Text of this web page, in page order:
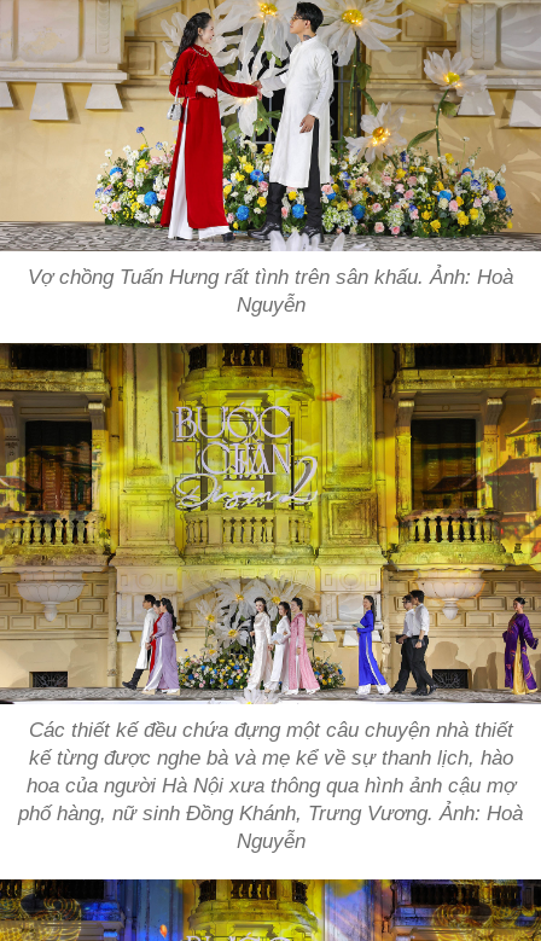
Vợ chồng Tuấn Hưng rất tình trên sân khấu. Ảnh: Hoà
Nguyễn
Các thiết kế đều chứa đựng một câu chuyện nhà thiết
kế từng được nghe bà và mẹ kể về sự thanh lịch, hào
hoa của người Hà Nội xưa thông qua hình ảnh cậu mợ
phố hàng, nữ sinh Đồng Khánh, Trưng Vương. Ảnh: Hoà
Nguyễn